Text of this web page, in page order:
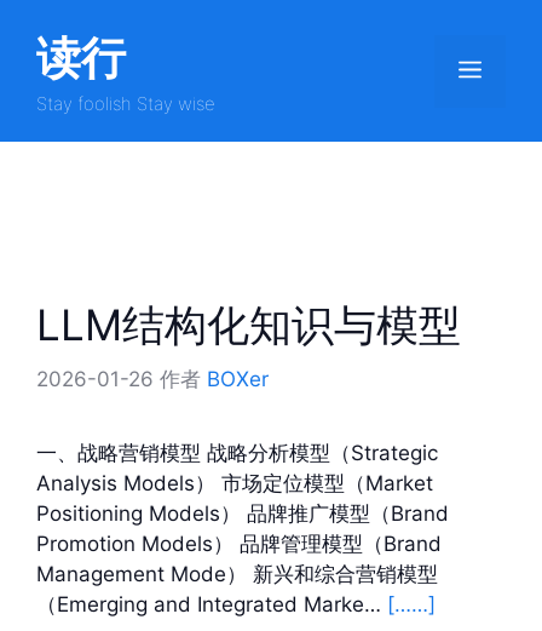
读行
Stay foolish Stay wise
菜
单
LLM结构化知识与模型
2026-01-26 作者 BOXer
一、战略营销模型 战略分析模型（Strategic
Analysis Models） 市场定位模型（Market
Positioning Models） 品牌推广模型（Brand
Promotion Models） 品牌管理模型（Brand
Management Mode） 新兴和综合营销模型
（Emerging and Integrated Marke… [……]